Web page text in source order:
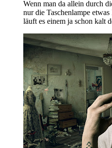
Wenn man da allein durch
nur die Taschenlampe
läuft es einem ja schon kalt